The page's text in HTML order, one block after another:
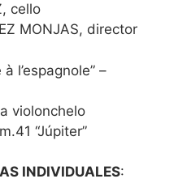
cello
MONJAS, director
l’espagnole” –
violonchelo
“Júpiter”
INDIVIDUALES: